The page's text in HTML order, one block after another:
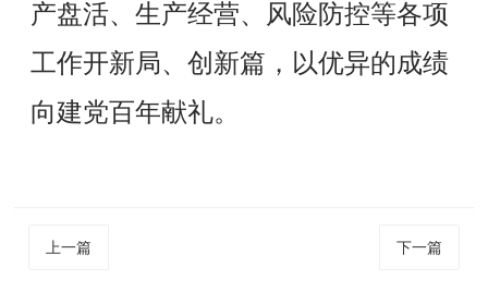
产盘活、生产经营、风险防控等各项
工作开新局、创新篇，以优异的成绩
向建党百年献礼。
上一篇 下一篇